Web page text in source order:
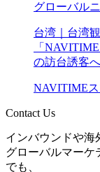
グローバル
台湾｜台湾
「
の訪台誘客へ
NAVITIME
Contact Us
インバウンドや海
グローバルマーケ
でも、